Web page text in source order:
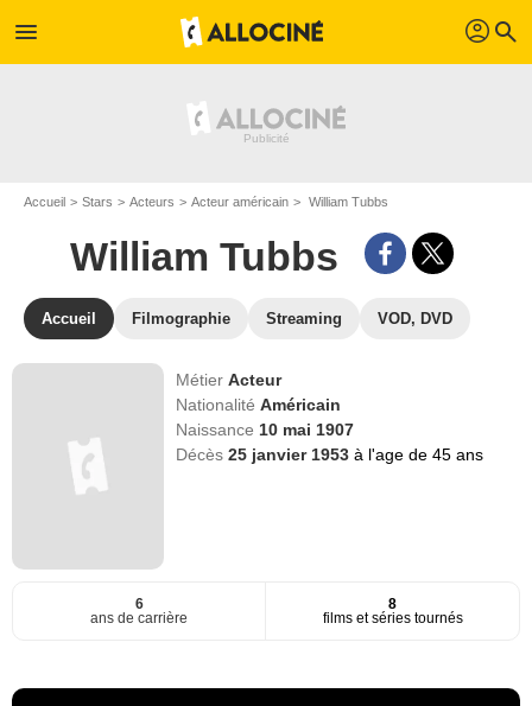
menu profil search
Accueil Stars Acteurs Acteur américain William Tubbs
William Tubbs
Accueil Filmographie Streaming VOD, DVD
MétierActeur
NationalitéAméricain
Naissance 10 mai 1907
Décès25 janvier 1953à l'age de 45 ans
6
ans de carrière
8
films et séries tournés